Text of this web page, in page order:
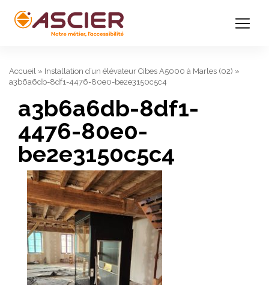
Accueil » Installation d’un élévateur Cibes A5000 à Marles (02) »
a3b6a6db-8df1-4476-80e0-be2e3150c5c4
a3b6a6db-8df1-
4476-80e0-
be2e3150c5c4